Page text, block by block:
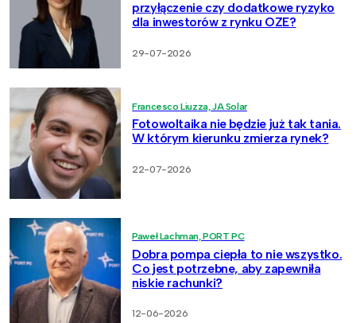
przyłączenie czy dodatkowe ryzyko
dla inwestorów z rynku OZE?
29-07-2026
Francesco Liuzza, JA Solar
Fotowoltaika nie będzie już tak tania.
W którym kierunku zmierza rynek?
22-07-2026
Paweł Lachman, PORT PC
Dobra pompa ciepła to nie wszystko.
Co jest potrzebne, aby zapewniła
niskie rachunki?
12-06-2026